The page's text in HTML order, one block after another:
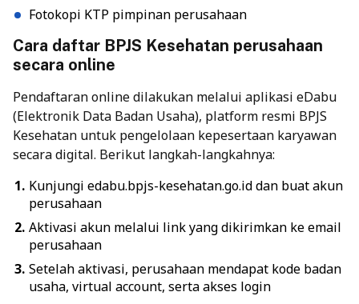
Fotokopi KTP pimpinan perusahaan
Cara daftar BPJS Kesehatan perusahaan
secara online
Pendaftaran online dilakukan melalui aplikasi eDabu
(Elektronik Data Badan Usaha), platform resmi BPJS
Kesehatan untuk pengelolaan kepesertaan karyawan
secara digital. Berikut langkah-langkahnya:
Kunjungi edabu.bpjs-kesehatan.go.id dan buat akun
perusahaan
Aktivasi akun melalui link yang dikirimkan ke email
perusahaan
Setelah aktivasi, perusahaan mendapat kode badan
usaha, virtual account, serta akses login